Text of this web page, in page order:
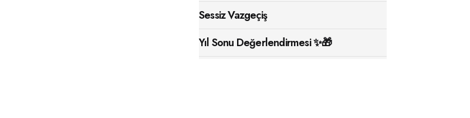
Sessiz Vazgeçiş
Yıl Sonu Değerlendirmesi ✨🎁